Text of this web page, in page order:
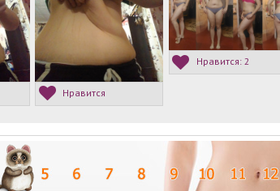
Нравится
Нравится: 2